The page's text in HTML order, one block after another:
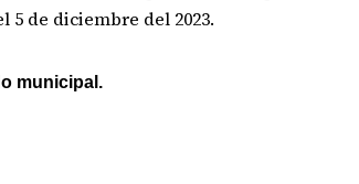
5 de diciembre del 2023.
municipal.